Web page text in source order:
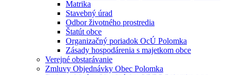
Matrika
Stavebný úrad
Odbor životného prostredia
Štatút obce
Organizačný poriadok OcÚ Polomka
Zásady hospodárenia s majetkom obce
Verejné obstarávanie
Zmluvy Objednávky Obec Polomka